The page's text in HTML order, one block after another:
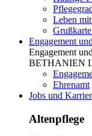
Leben
Engagement
Engagement
BETHANIEN
Ehrenamt
Jobs und
Altenpflege